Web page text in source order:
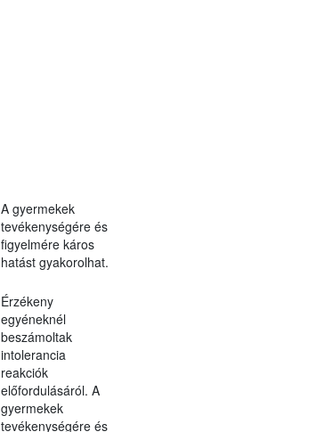
A gyermekek
tevékenységére és
figyelmére káros
hatást gyakorolhat.
Érzékeny
egyéneknél
beszámoltak
intolerancia
reakciók
előfordulásáról. A
gyermekek
tevékenységére és